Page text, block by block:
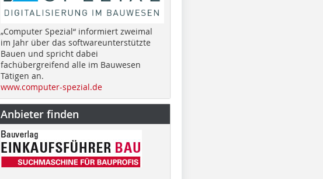
„Computer Spezial“ informiert zweimal
im Jahr über das softwareunterstützte
Bauen und spricht dabei
fachübergreifend alle im Bauwesen
Tätigen an.
www.computer-spezial.de
Anbieter finden